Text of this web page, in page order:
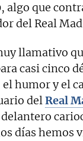
algo que
del Real
llamativo
casi cinco
humor y el
delReal
días hemos